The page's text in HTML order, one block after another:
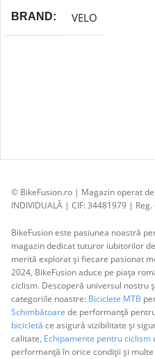
BRAND VELO
© BikeFusion.ro | Magazin operat de
INDIVIDUALĂ | CIF: 34481979 |
BikeFusion este pasiunea noastră
magazin dedicat tuturor iubitorilor
merită explorat și fiecare pasionat
2024, BikeFusion aduce pe piața
ciclism. Descoperă universul nostru
categoriile noastre: Biciclete MTB
Schimbătoare de performanță
bicicletă ce asigură vizibilitate și
calitate, Echipamente pentru ciclism
performanță în orice condiții și